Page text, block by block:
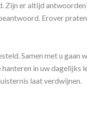
Zijn er altijd
Erover
Samen met u gaan
in uw dagelijks
laat verdwijnen.